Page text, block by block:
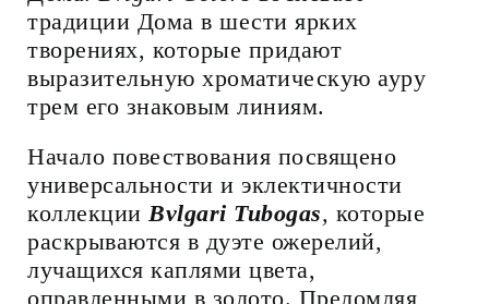
традиции Дома в шести ярких
творениях, которые придают
выразительную хроматическую ауру
трем его знаковым линиям.
Начало повествования посвящено
универсальности и эклектичности
коллекции Bvlgari Tubogas, которые
раскрываются в дуэте ожерелий,
лучащихся каплями цвета,
оправленными в золото. Преломляя